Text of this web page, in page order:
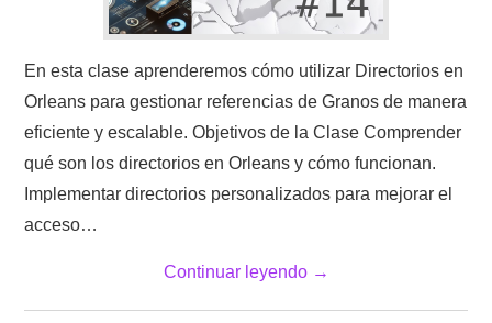
En esta clase aprenderemos cómo utilizar Directorios en
Orleans para gestionar referencias de Granos de manera
eficiente y escalable. Objetivos de la Clase Comprender
qué son los directorios en Orleans y cómo funcionan.
Implementar directorios personalizados para mejorar el
acceso…
Continuar leyendo →